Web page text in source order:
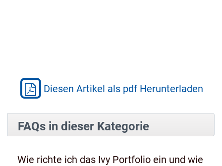
Diesen Artikel als pdf Herunterladen
FAQs in dieser Kategorie
Wie richte ich das Ivy Portfolio ein und wie